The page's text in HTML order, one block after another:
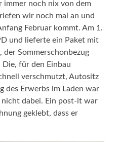
immer noch nix von dem
wir noch mal an und
Februar kommt. Am 1.
und lieferte ein Paket mit
der Sommerschonbezug
für den Einbau
verschmutzt, Autositz
des Erwerbs im Laden war
dabei. Ein post-it war
geklebt, dass er